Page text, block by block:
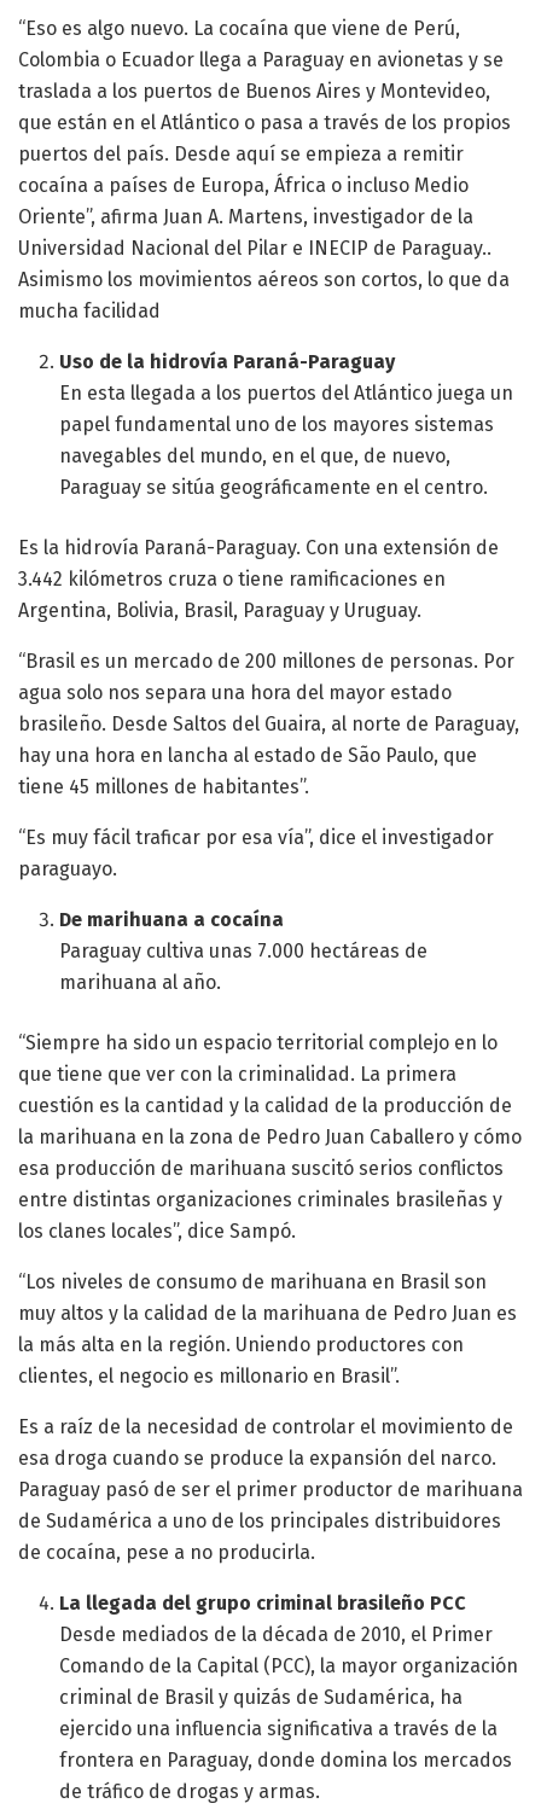
“Eso es algo nuevo. La cocaína que viene de Perú,
Colombia o Ecuador llega a Paraguay en avionetas y se
traslada a los puertos de Buenos Aires y Montevideo,
que están en el Atlántico o pasa a través de los propios
puertos del país. Desde aquí se empieza a remitir
cocaína a países de Europa, África o incluso Medio
Oriente”, afirma Juan A. Martens, investigador de la
Universidad Nacional del Pilar e INECIP de Paraguay..
Asimismo los movimientos aéreos son cortos, lo que da
mucha facilidad
Uso de la hidrovía Paraná-Paraguay
En esta llegada a los puertos del Atlántico juega un
papel fundamental uno de los mayores sistemas
navegables del mundo, en el que, de nuevo,
Paraguay se sitúa geográficamente en el centro.
Es la hidrovía Paraná-Paraguay. Con una extensión de
3.442 kilómetros cruza o tiene ramificaciones en
Argentina, Bolivia, Brasil, Paraguay y Uruguay.
“Brasil es un mercado de 200 millones de personas. Por
agua solo nos separa una hora del mayor estado
brasileño. Desde Saltos del Guaira, al norte de Paraguay,
hay una hora en lancha al estado de São Paulo, que
tiene 45 millones de habitantes”.
“Es muy fácil traficar por esa vía”, dice el investigador
paraguayo.
De marihuana a cocaína
Paraguay cultiva unas 7.000 hectáreas de
marihuana al año.
“Siempre ha sido un espacio territorial complejo en lo
que tiene que ver con la criminalidad. La primera
cuestión es la cantidad y la calidad de la producción de
la marihuana en la zona de Pedro Juan Caballero y cómo
esa producción de marihuana suscitó serios conflictos
entre distintas organizaciones criminales brasileñas y
los clanes locales”, dice Sampó.
“Los niveles de consumo de marihuana en Brasil son
muy altos y la calidad de la marihuana de Pedro Juan es
la más alta en la región. Uniendo productores con
clientes, el negocio es millonario en Brasil”.
Es a raíz de la necesidad de controlar el movimiento de
esa droga cuando se produce la expansión del narco.
Paraguay pasó de ser el primer productor de marihuana
de Sudamérica a uno de los principales distribuidores
de cocaína, pese a no producirla.
La llegada del grupo criminal brasileño PCC
Desde mediados de la década de 2010, el Primer
Comando de la Capital (PCC), la mayor organización
criminal de Brasil y quizás de Sudamérica, ha
ejercido una influencia significativa a través de la
frontera en Paraguay, donde domina los mercados
de tráfico de drogas y armas.